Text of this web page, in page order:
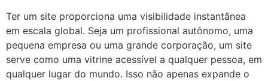
Ter um site proporciona uma visibilidade instantânea
em escala global. Seja um profissional autônomo, uma
pequena empresa ou uma grande corporação, um site
serve como uma vitrine acessível a qualquer pessoa, em
qualquer lugar do mundo. Isso não apenas expande o